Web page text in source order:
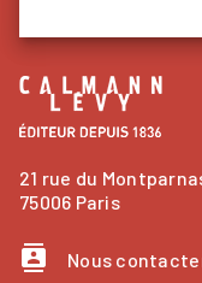
21 rue du
75006 Paris
contacts Nous